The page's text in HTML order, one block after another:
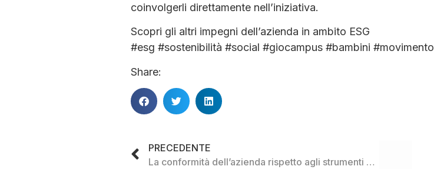
coinvolgerli direttamente nell’iniziativa.
Scopri gli altri impegni dell’azienda in ambito ESG
#esg #sostenibilità #social #giocampus #bambini #movimento
Share:
PRECEDENTE
La conformità dell’azienda rispetto agli strumenti di valutazione